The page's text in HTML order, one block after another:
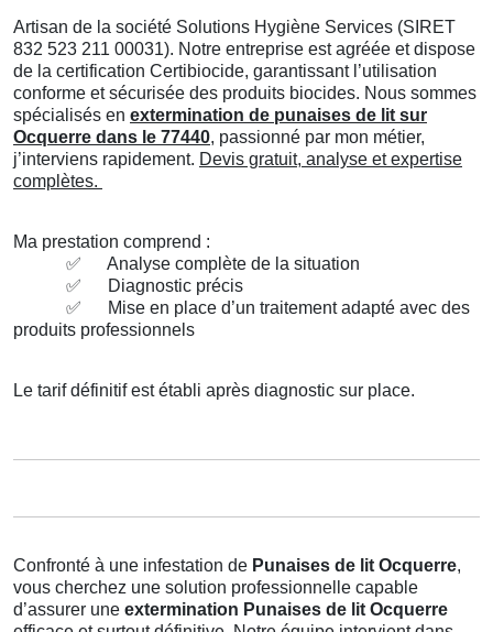
Artisan de la société Solutions Hygiène Services (SIRET
832 523 211 00031). Notre entreprise est agréée et dispose
de la certification Certibiocide, garantissant l’utilisation
conforme et sécurisée des produits biocides. Nous sommes
spécialisés en extermination de punaises de lit sur
Ocquerre dans le 77440, passionné par mon métier,
j’interviens rapidement. Devis gratuit, analyse et expertise
complètes.
Ma prestation comprend :
✅
Analyse complète de la situation
✅
Diagnostic précis
✅
Mise en place d’un traitement adapté avec des
produits professionnels
Le tarif définitif est établi après diagnostic sur place.
Confronté à une infestation de Punaises de lit Ocquerre,
vous cherchez une solution professionnelle capable
d’assurer une extermination Punaises de lit Ocquerre